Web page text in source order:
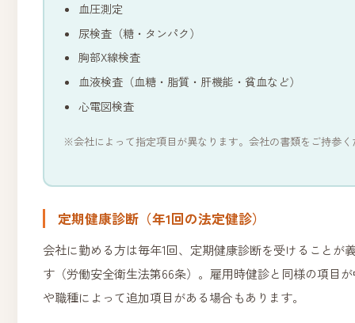
血圧測定
尿検査（糖・タンパク）
胸部X線検査
血液検査（血糖・脂質・肝機能・貧血など）
心電図検査
※会社によって指定項目が異なります。会社の書類をご持参く
定期健康診断（年1回の法定健診）
会社に勤める方は毎年1回、定期健康診断を受けることが
す（労働安全衛生法第66条）。雇用時健診と同様の項目
や職種によって追加項目がある場合もあります。